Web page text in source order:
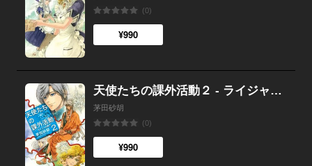
(0)
¥990
天使たちの課外活動２ - ライジャの靴下
茅田砂胡
(0)
¥990